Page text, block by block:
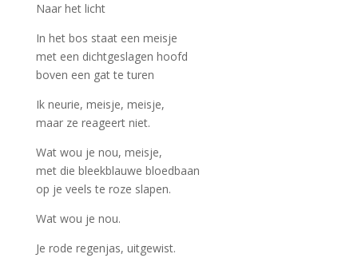
Naar het licht
In het bos staat een meisje
met een dichtgeslagen hoofd
boven een gat te turen
Ik neurie, meisje, meisje,
maar ze reageert niet.
Wat wou je nou, meisje,
met die bleekblauwe bloedbaan
op je veels te roze slapen.
Wat wou je nou.
Je rode regenjas, uitgewist.